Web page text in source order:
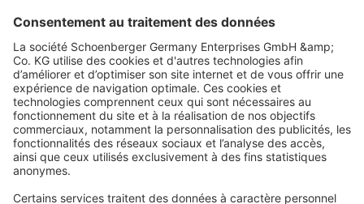
Le démontage des tonnelles est facile et ne prend que quelques
minutes. Le cadre de la tonnelle pliante est ensuite replié au
niveau des barres de connexion étroites au centre. Le toit peut
rester sur le cadre et n'a pas besoin d'être retiré pour le
stockage.
Demande de rétractation
Catégories populaires
Stores plissés
Stores enrouleurs
Aide
Qui sommes-nous